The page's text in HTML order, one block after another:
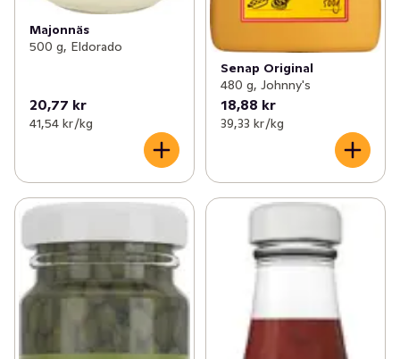
Majonnäs
500 g, Eldorado
20,77 kr
41,54 kr /kg
Senap Original
480 g, Johnny's
18,88 kr
39,33 kr /kg